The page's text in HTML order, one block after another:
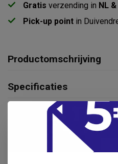
Gratis verzending in NL &
Pick-up point in
Productomschrijving
Specificaties
Gerelateerde producten